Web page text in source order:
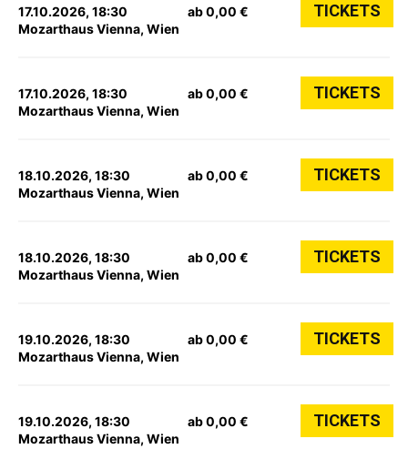
17.10.2026, 18:30
Mozarthaus Vienna, Wien
ab 0,00 € TICKETS
17.10.2026, 18:30
Mozarthaus Vienna, Wien
ab 0,00 € TICKETS
18.10.2026, 18:30
Mozarthaus Vienna, Wien
ab 0,00 € TICKETS
18.10.2026, 18:30
Mozarthaus Vienna, Wien
ab 0,00 € TICKETS
19.10.2026, 18:30
Mozarthaus Vienna, Wien
ab 0,00 € TICKETS
19.10.2026, 18:30
Mozarthaus Vienna, Wien
ab 0,00 € TICKETS